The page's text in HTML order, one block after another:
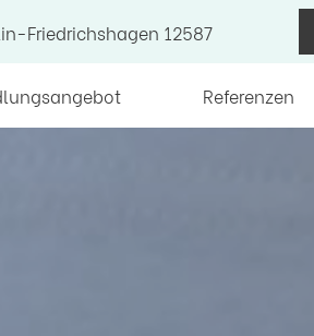
Friedrichshagen 12587
Referenzen